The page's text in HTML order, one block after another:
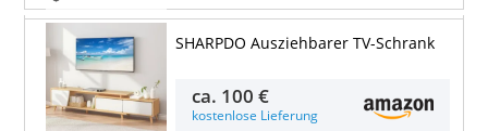
SHARPDO Ausziehbarer TV-Schrank
ca. 100 €
kostenlose Lieferung